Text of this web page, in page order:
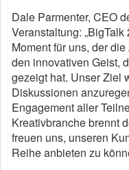
Dale Parmenter, CEO
Veranstaltung:
Moment für uns, der
den innovativen Geist,
gezeigt hat. Unser Ziel
Diskussionen
Engagement aller
Kreativbranche brennt
freuen uns, unseren
Reihe anbieten zu